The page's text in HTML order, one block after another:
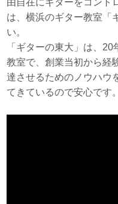
由自在にギターをコント
は、横浜のギター教室「
い。
「ギターの東大」は、
教室で、創業当初から経
達させるためのノウハウ
てきているので安心です。